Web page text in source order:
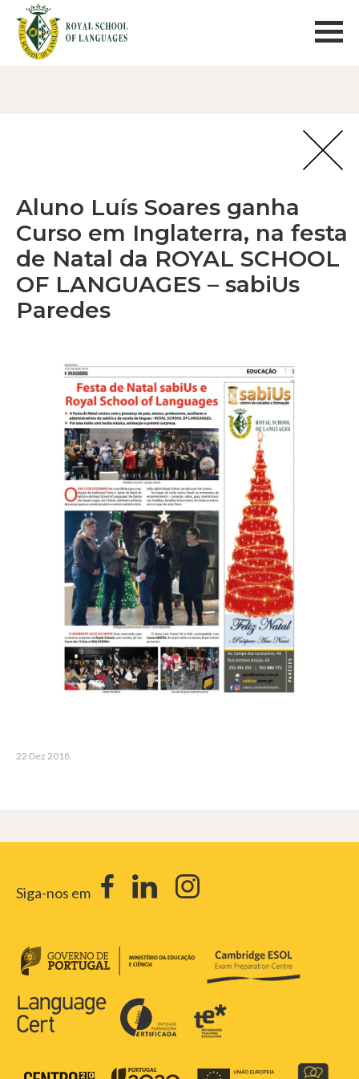
Aluno Luís Soares ganha
Curso em Inglaterra, na festa
de Natal da ROYAL SCHOOL
OF LANGUAGES – sabiUs
Paredes
22 Dez 2018
Siga-nos em